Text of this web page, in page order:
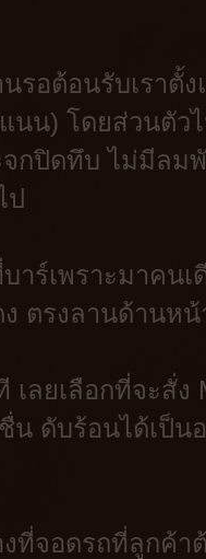
รอต้อนรับเราตั้
นน) โดยส่วนตัว
จกปิดทึบ ไม่มีล
ป
าร์เพราะมาคน
ตรงลานด้านห
เลยเลือกที่จะสั่
น ดับร้อนได้เป็
ที่จอดรถที่ลูกค้